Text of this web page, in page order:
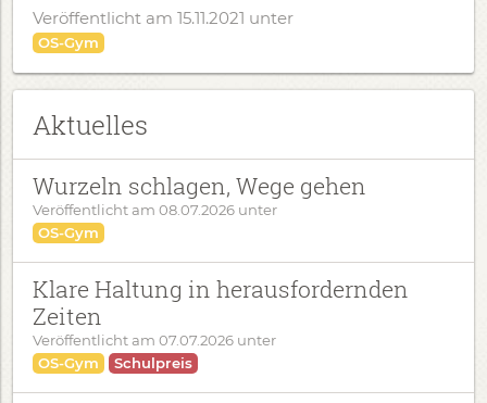
Veröffentlicht am 15.11.2021 unter
OS-Gym
Aktuelles
Wurzeln schlagen, Wege gehen
Veröffentlicht am 08.07.2026 unter
OS-Gym
Klare Haltung in herausfordernden
Zeiten
Veröffentlicht am 07.07.2026 unter
OS-Gym
Schulpreis